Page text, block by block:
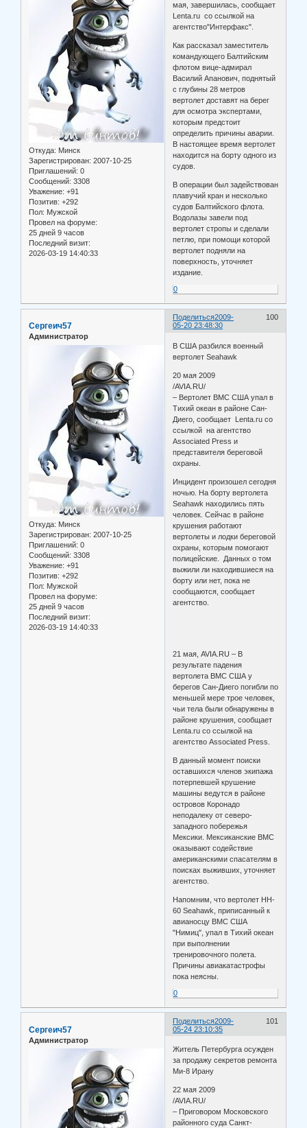
Откуда: Минск
Зарегистрирован: 2007-10-25
Приглашений: 0
Сообщений: 3308
Уважение: +91
Позитив: +292
Пол: Мужской
Провел на форуме:
25 дней 9 часов
Последний визит:
2026-03-19 14:40:33
мая, завершилась, сообщает
Lenta.ru со ссылкой на
агентство"Интерфакс".
Как рассказал заместитель
командующего Балтийским
флотом вице-адмирал
Василий Апанович, поднятый
с глубины 28 метров
вертолет доставят на берег
для осмотра экспертами,
которым предстоит
определить причины аварии.
В настоящее время вертолет
находится на борту одного из
судов.
В операции был задействован
плавучий кран и несколько
судов Балтийского флота.
Водолазы завели под
вертолет стропы и сделали
петлю, при помощи которой
вертолет подняли на
поверхность, уточняет
издание.
0
Поделиться 100
2009-
05-20 23:48:30
Сергеич57
Администратор
Откуда: Минск
Зарегистрирован: 2007-10-25
Приглашений: 0
Сообщений: 3308
Уважение: +91
Позитив: +292
Пол: Мужской
Провел на форуме:
25 дней 9 часов
Последний визит:
2026-03-19 14:40:33
В США разбился военный
вертолет Seahawk
20 мая 2009
/AVIA.RU/
– Вертолет ВМС США упал в
Тихий океан в районе Сан-
Диего, сообщает Lenta.ru со
ссылкой на агентство
Associated Press и
представителя береговой
охраны.
Инцидент произошел сегодня
ночью. На борту вертолета
Seahawk находились пять
человек. Сейчас в районе
крушения работают
вертолеты и лодки береговой
охраны, которым помогают
полицейские. Данных о том
выжили ли находившиеся на
борту или нет, пока не
сообщаются, сообщает
агентство.
21 мая, AVIA.RU – В
результате падения
вертолета ВМС США у
берегов Сан-Диего погибли по
меньшей мере трое человек,
чьи тела были обнаружены в
районе крушения, сообщает
Lenta.ru со ссылкой на
агентство Associated Press.
В данный момент поиски
оставшихся членов экипажа
потерпевшей крушение
машины ведутся в районе
островов Коронадо
неподалеку от северо-
западного побережья
Мексики. Мексиканские ВМС
оказывают содействие
американскими спасателям в
поисках выживших, уточняет
агентство.
Напомним, что вертолет HH-
60 Seahawk, приписанный к
авианосцу ВМС США
"Нимиц", упал в Тихий океан
при выполнении
тренировочного полета.
Причины авиакатастрофы
пока неясны.
0
Поделиться 101
2009-
05-24 23:10:35
Сергеич57
Администратор
Житель Петербурга осужден
за продажу секретов ремонта
Ми-8 Ирану
22 мая 2009
/AVIA.RU/
– Приговором Московского
районного суда Санкт-